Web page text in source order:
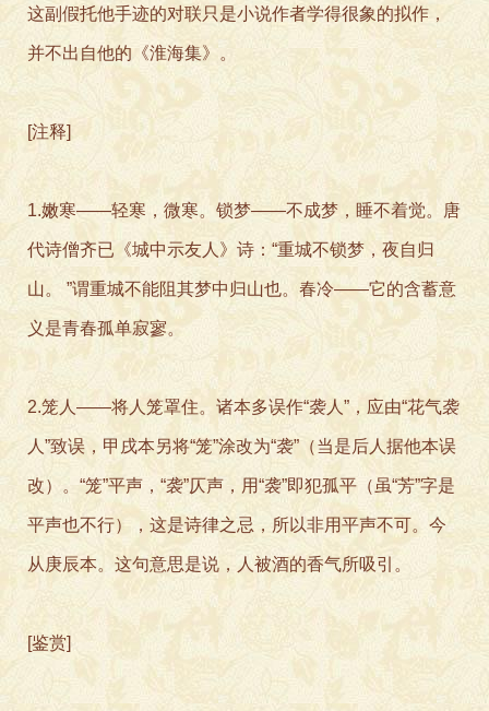
这副假托他手迹的对联只是小说作者学得很象的拟作，
并不出自他的《淮海集》。
[注释]
1.嫩寒——轻寒，微寒。锁梦——不成梦，睡不着觉。唐
代诗僧齐已《城中示友人》诗：“重城不锁梦，夜自归
山。 ”谓重城不能阻其梦中归山也。春冷——它的含蓄意
义是青春孤单寂寥。
2.笼人——将人笼罩住。诸本多误作“袭人”，应由“花气袭
人”致误，甲戌本另将“笼”涂改为“袭”（当是后人据他本误
改）。“笼”平声，“袭”仄声，用“袭”即犯孤平（虽“芳”字是
平声也不行），这是诗律之忌，所以非用平声不可。今
从庚辰本。这句意思是说，人被酒的香气所吸引。
[鉴赏]